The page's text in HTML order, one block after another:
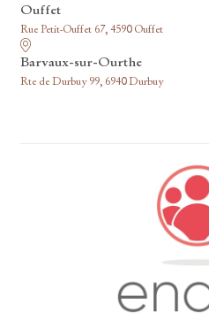
Ouffet
Rue Petit-Ouffet 67, 4590 Ouffet
Barvaux-sur-Ourthe
Rte de Durbuy 99, 6940 Durbuy